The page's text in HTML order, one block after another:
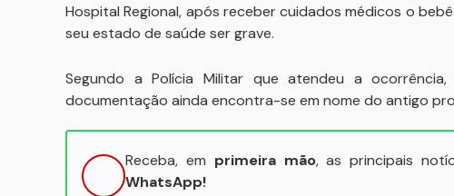
Hospital Regional, após receber cuidados médicos o
seu estado de saúde ser grave.
Segundo a Polícia Militar que atendeu a
documentação ainda encontra-se em nome do antigo
Receba, em primeira mão, as principais
WhatsApp!